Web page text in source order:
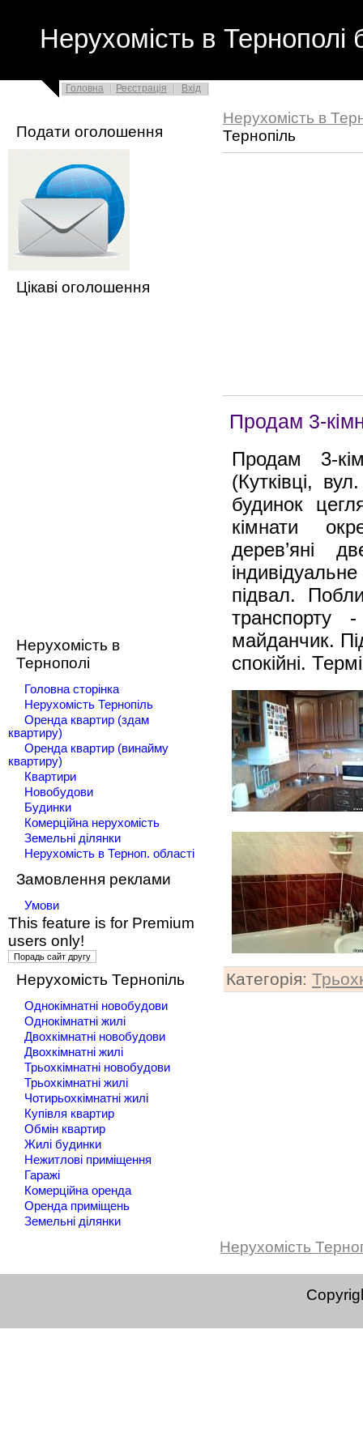
Нерухомість в Тернополі
Головна Реєстрація Вхід
Подати оголошення
Цікаві оголошення
Нерухомість в
Тернополі
Головна сторінка
Нерухомість Тернопіль
Оренда квартир (здам
квартиру)
Оренда квартир (винайму
квартиру)
Квартири
Новобудови
Будинки
Комерційна нерухомість
Земельні ділянки
Нерухомість в Терноп. області
Замовлення реклами
Умови
This feature is for Premium
users only!
Нерухомість Тернопіль
Однокімнатні новобудови
Однокімнатні жилі
Двохкімнатні новобудови
Двохкімнатні жилі
Трьохкімнатні новобудови
Трьохкімнатні жилі
Чотирьохкімнатні жилі
Купівля квартир
Обмін квартир
Жилі будинки
Нежитлові приміщення
Гаражі
Комерційна оренда
Оренда приміщень
Земельні ділянки
Нерухомість в
Тернопіль
Продам 3-
Продам 3-
(Кутківці,
будинок
кімнати
дерев’яні
підвал.
майданчик.
спокійні.
Категорія:
Нерухомість